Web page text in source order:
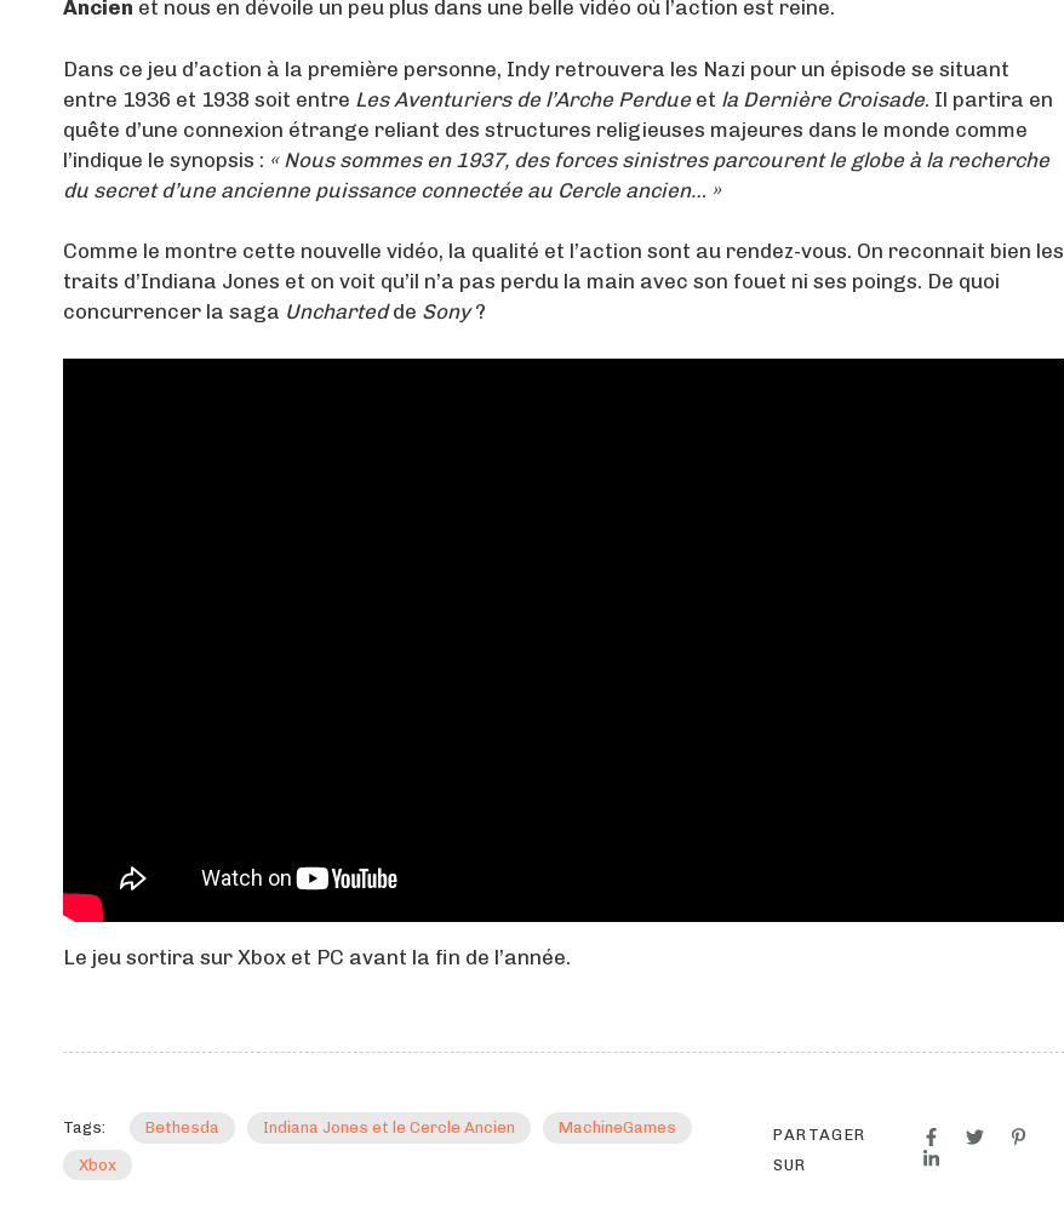
Ancien et nous en dévoile un peu plus dans une belle vidéo où l’action est reine.
Dans ce jeu d’action à la première personne, Indy retrouvera les Nazi pour un épisode se situant
entre 1936 et 1938 soit entre Les Aventuriers de l’Arche Perdueet la Dernière Croisade. Il partira en
quête d’une connexion étrange reliant des structures religieuses majeures dans le monde comme
l’indique le synopsis : « Nous sommes en 1937, des forces sinistres parcourent le globe à la recherche
du secret d’une ancienne puissance connectée au Cercle ancien… »
Comme le montre cette nouvelle vidéo, la qualité et l’action sont au rendez-vous. On reconnait bien les
traits d’Indiana Jones et on voit qu’il n’a pas perdu la main avec son fouet ni ses poings. De quoi
concurrencer la saga Unchartedde Sony?
Le jeu sortira sur Xbox et PC avant la fin de l’année.
Tags: Bethesda Indiana Jones et le Cercle Ancien MachineGames
Xbox
PARTAGER
SUR